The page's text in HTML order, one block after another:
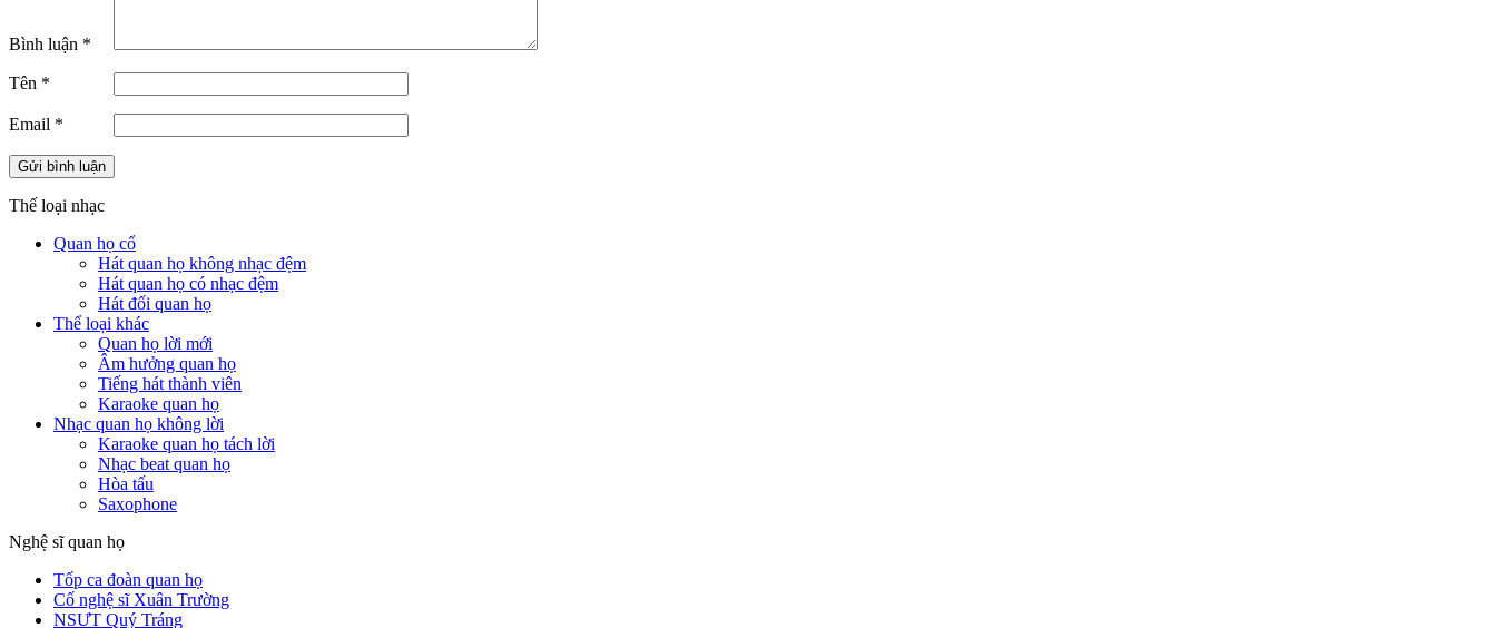
Bình luận *
Tên *
Email *
Thế loại nhạc
Quan họ cổ
Hát quan họ không nhạc đệm
Hát quan họ có nhạc đệm
Hát đối quan họ
Thể loại khác
Quan họ lời mới
Âm hưởng quan họ
Tiếng hát thành viên
Karaoke quan họ
Nhạc quan họ không lời
Karaoke quan họ tách lời
Nhạc beat quan họ
Hòa tấu
Saxophone
Nghệ sĩ quan họ
Tốp ca đoàn quan họ
Cố nghệ sĩ Xuân Trường
NSƯT Quý Tráng